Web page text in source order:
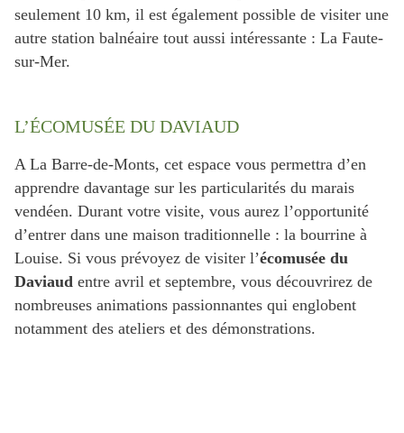
seulement 10 km, il est également possible de visiter une
autre station balnéaire tout aussi intéressante : La Faute-
sur-Mer.
L’ÉCOMUSÉE DU DAVIAUD
A La Barre-de-Monts, cet espace vous permettra d’en
apprendre davantage sur les particularités du marais
vendéen. Durant votre visite, vous aurez l’opportunité
d’entrer dans une maison traditionnelle : la bourrine à
Louise. Si vous prévoyez de visiter l’écomusée du
Daviaud entre avril et septembre, vous découvrirez de
nombreuses animations passionnantes qui englobent
notamment des ateliers et des démonstrations.